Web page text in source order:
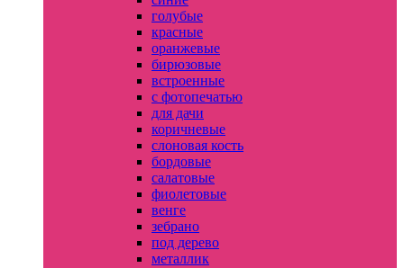
голубые
красные
оранжевые
бирюзовые
встроенные
с фотопечатью
для дачи
коричневые
слоновая кость
бордовые
салатовые
фиолетовые
венге
зебрано
под дерево
металлик